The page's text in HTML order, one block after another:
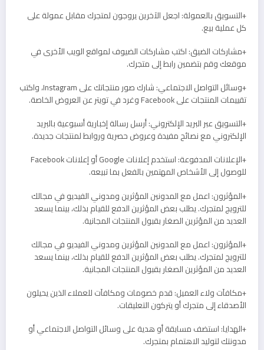
+التسويق بالعمولة: اجعل الآخرين يروجون لمتجرك مقابل عمولة على
كل عملية بيع.
+مشاركات الضيق: اكتب مشاركات الضيوف لمواقع الويب الأخرى في
موقعك وقم بتضمين رابط إلى متجرك.
+وسائل التواصل الاجتماعي: شارك صور منتجاتك على Instagram، واكتب
تقييمات المنتجات على Facebook وغرد في تويتر عن العروض الخاصة.
+التسويق عبر البريد الإلكتروني: أرسل رسالة إخبارية أسبوعية بالبريد
الإلكتروني مع نصائح مفيدة وعروض حصرية وروابط لمنتجات جديدة.
+الإعلانات المدفوعة: استخدم إعلانات Google أو إعلانات Facebook
للوصول إلى الأشخاص المهتمين بالفعل بما تبيعه.
+المؤثرون: اعمل مع المدونين المؤثرين ومدوني الفيديو في مجالك
للترويج لمتجرك. يطلب بعض المؤثرين الدفع للقيام بذلك، بينما يسعد
العديد من المؤثرين الصغار بقبول المنتجات المجانية.
+المؤثرون: اعمل مع المدونين المؤثرين ومدوني الفيديو في مجالك
للترويج لمتجرك. يطلب بعض المؤثرين الدفع للقيام بذلك، بينما يسعد
العديد من المؤثرين الصغار بقبول المنتجات المجانية.
+مكافآت ولاء العميل: قدم خصومات ومكافآت للعملاء الذين يحيلون
الأصدقاء إلى متجرك أو يتركون التعليقات.
+الهدايا: استضف مسابقة أو هدية على وسائل التواصل الاجتماعي أو
مدونتك لتوليد الاهتمام بمتجرك.